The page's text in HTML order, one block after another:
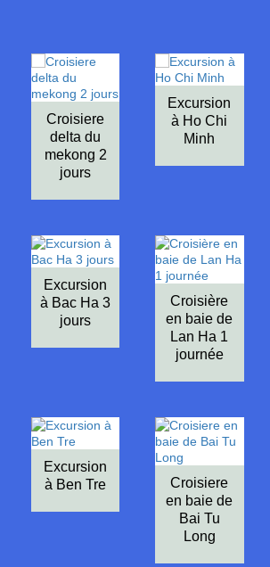
Croisiere
delta du
mekong 2
jours
Excursion
à Ho Chi
Minh
Excursion
à Bac Ha 3
jours
Croisière
en baie de
Lan Ha 1
journée
Excursion
à Ben Tre
Croisiere
en baie de
Bai Tu
Long